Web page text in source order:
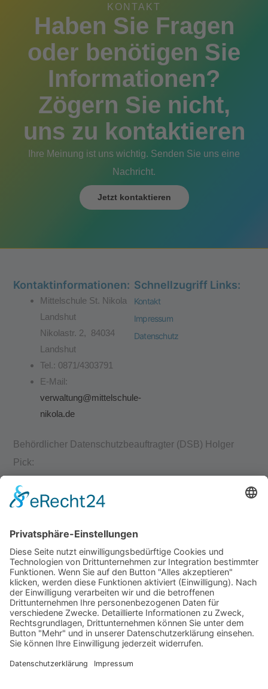
KONTAKT
Haben Sie Fragen
oder benötigen Sie
Informationen?
Zögern Sie nicht,
uns zu kontaktieren
Ihre Meinung ist uns wichtig. Senden Sie uns eine
Nachricht.
Jetzt kontaktieren
Kontaktinformationen:
Mittelschule St. Nikola
Landshut
Nikolastr. 2, 84034
Landshut
Tel.: 0871/4303791
E-Mail:
verwaltung@mittelschule-
nikola.de
Schnellzugriff Links:
Kontakt
Impressum
Datenschutz
Behördlicher Datenschutzbeauftragter (DSB) Holger
Pick:
(zuständig für Förder- , Grund- und Mittelschulen)
Dienstsitz:
Grund- u. Mittelschule Ergolding
Bauhofstraße 1, 84030 Ergolding
E-Mail: Holger.Pick@schule.bayern.de
Tel.: 0871/9753721